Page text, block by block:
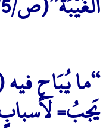
“ما يُبَاح
يَجبُ=